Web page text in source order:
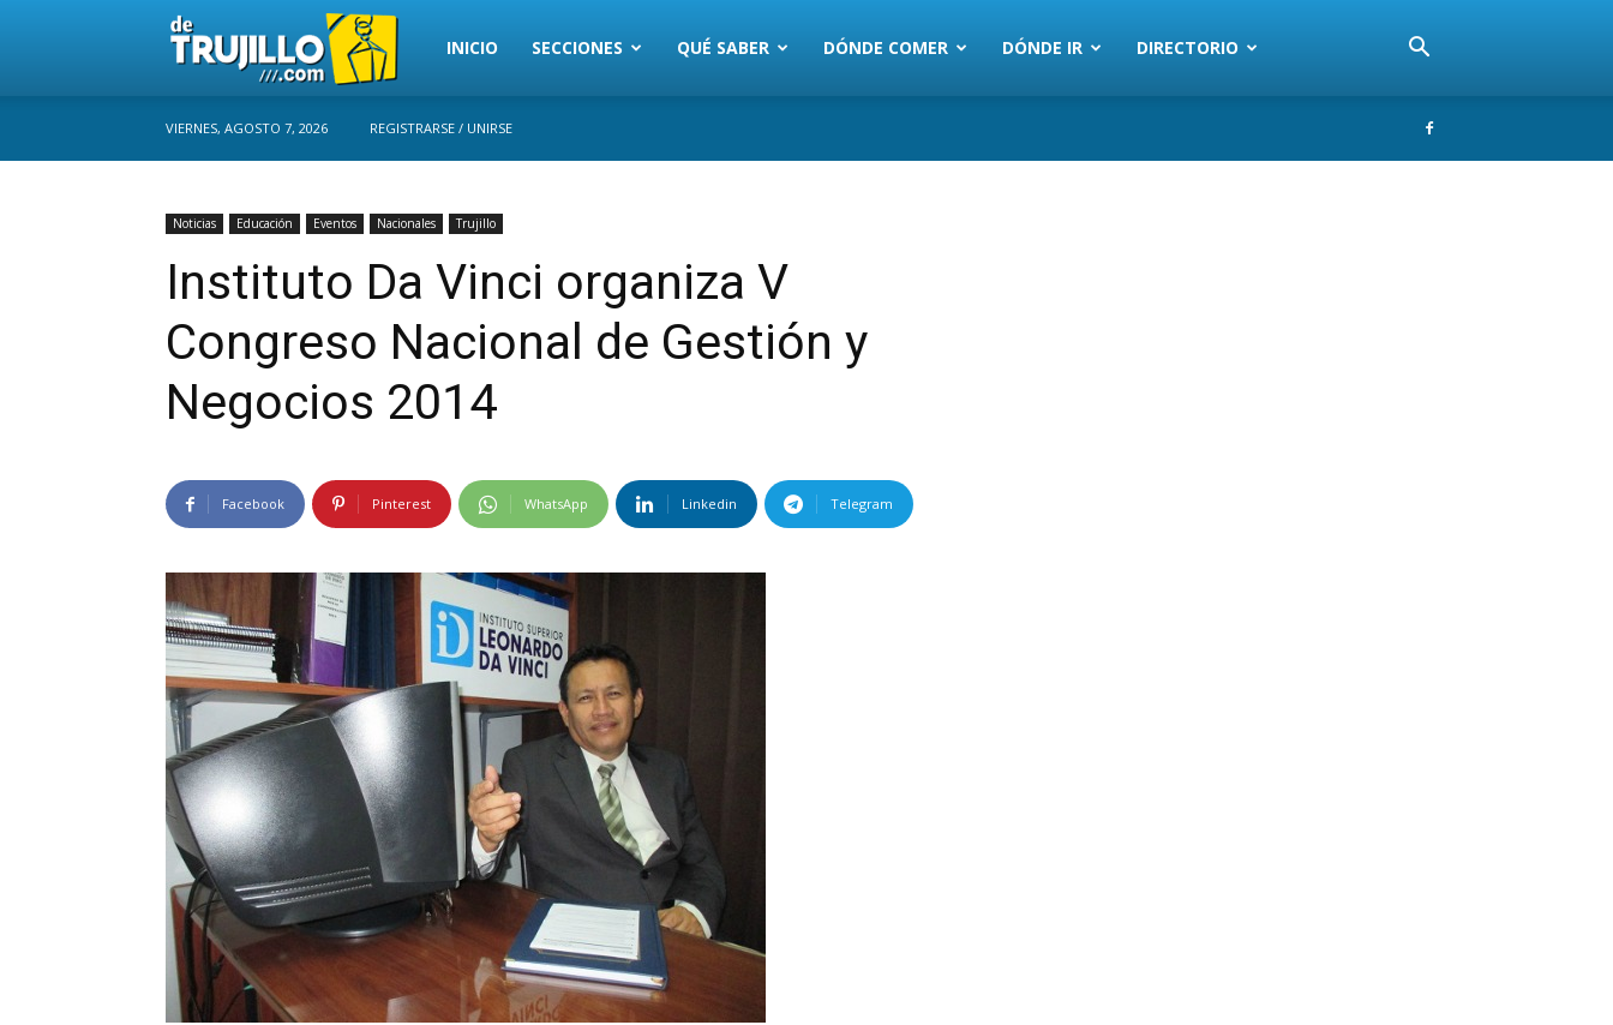
Trujillo
INICIO SECCIONES QUÉ SABER DÓNDE COMER DÓNDE IR DIRECTORIO
VIERNES, AGOSTO 7, 2026 REGISTRARSE / UNIRSE
Noticias Educación Eventos Nacionales Trujillo
Instituto Da Vinci organiza V
Congreso Nacional de Gestión y
Negocios 2014
Facebook Pinterest WhatsApp Linkedin Telegram